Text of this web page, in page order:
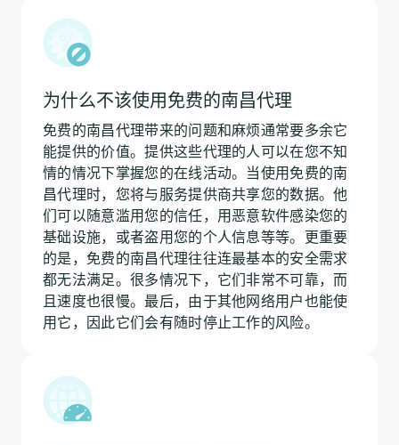
为什么不该使用免费的南昌代理
免费的南昌代理带来的问题和麻烦通常要多余它
能提供的价值。提供这些代理的人可以在您不知
情的情况下掌握您的在线活动。当使用免费的南
昌代理时，您将与服务提供商共享您的数据。他
们可以随意滥用您的信任，用恶意软件感染您的
基础设施，或者盗用您的个人信息等等。更重要
的是，免费的南昌代理往往连最基本的安全需求
都无法满足。很多情况下，它们非常不可靠，而
且速度也很慢。最后，由于其他网络用户也能使
用它，因此它们会有随时停止工作的风险。